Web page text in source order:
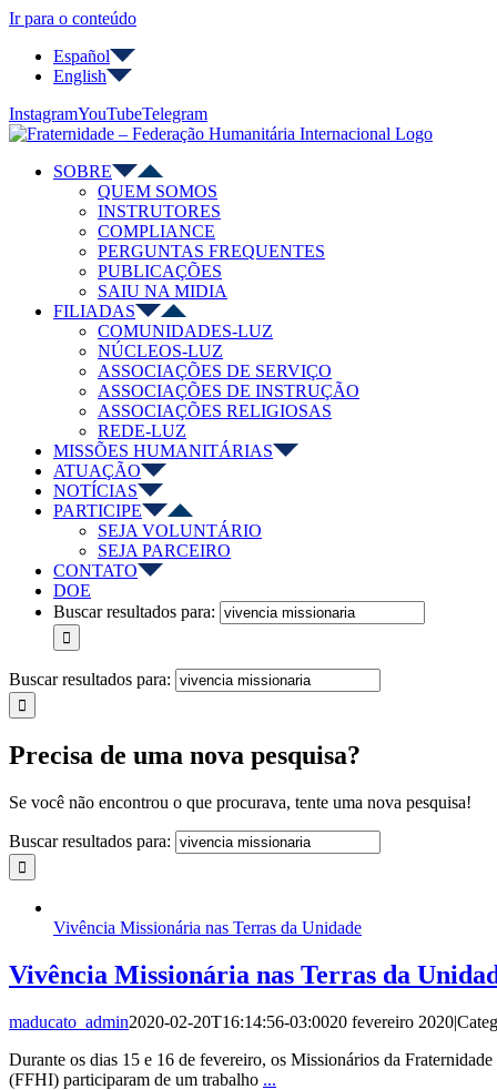
Ir para o conteúdo
Español
English
InstagramYouTubeTelegram
SOBRE
QUEM SOMOS
INSTRUTORES
COMPLIANCE
PERGUNTAS FREQUENTES
PUBLICAÇÕES
SAIU NA MIDIA
FILIADAS
COMUNIDADES-LUZ
NÚCLEOS-LUZ
ASSOCIAÇÕES DE SERVIÇO
ASSOCIAÇÕES DE INSTRUÇÃO
ASSOCIAÇÕES RELIGIOSAS
REDE-LUZ
MISSÕES HUMANITÁRIAS
ATUAÇÃO
NOTÍCIAS
PARTICIPE
SEJA VOLUNTÁRIO
SEJA PARCEIRO
CONTATO
DOE
Buscar resultados para:
Buscar resultados para:
Precisa de uma nova pesquisa?
Se você não encontrou o que procurava, tente uma nova pesquisa!
Buscar resultados para:
Vivência Missionária nas Terras da Unidade
Vivência Missionária nas Terras da
maducato_admin2020-02-20T16:14:56-03:0020 fevereiro 2020|
Durante os dias 15 e 16 de fevereiro, os Missionários da
(FFHI) participaram de um trabalho ...